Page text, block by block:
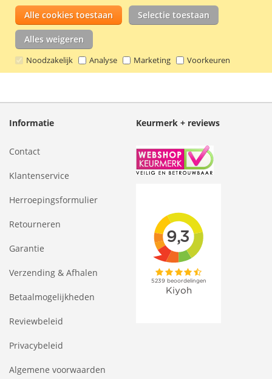
Alle cookies toestaan Selectie toestaan
Alles weigeren
Noodzakelijk Analyse Marketing Voorkeuren
Mijn verlanglijst
U hebt niets op uw verlanglijst staan.
Informatie
Contact
Klantenservice
Herroepingsformulier
Retourneren
Garantie
Verzending & Afhalen
Betaalmogelijkheden
Reviewbeleid
Privacybeleid
Algemene voorwaarden
Keurmerk + reviews